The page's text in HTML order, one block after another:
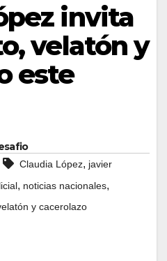
invita
velatón y
este
Claudia López, javier
, noticias nacionales,
y cacerolazo